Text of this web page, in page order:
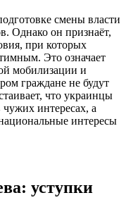
смены власти
Однако он признаёт,
при которых
Это означает
мобилизации и
граждане не будут
что украинцы
интересах, а
интересы
уступки